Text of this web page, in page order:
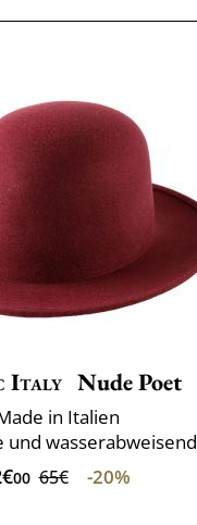
Italy Nude Poet
in Italien
und wasserabweisend
00 65€ -20%